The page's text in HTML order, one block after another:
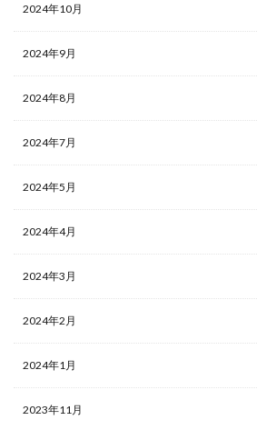
2024年10月
2024年9月
2024年8月
2024年7月
2024年5月
2024年4月
2024年3月
2024年2月
2024年1月
2023年11月